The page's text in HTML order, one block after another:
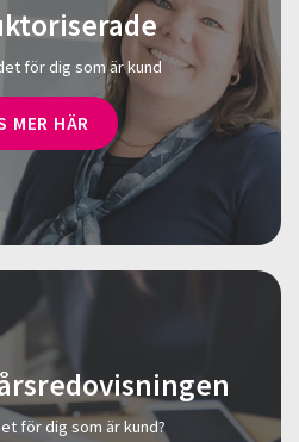
för dig som är kund
MER HÄR
för dig som är kund?